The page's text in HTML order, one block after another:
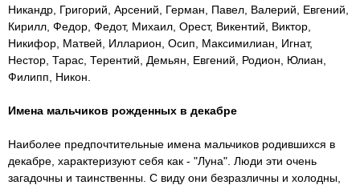
Никандр, Григорий, Арсений, Герман, Павел, Валерий, Евгений,
Кирилл, Федор, Федот, Михаил, Орест, Викентий, Виктор,
Никифор, Матвей, Илларион, Осип, Максимилиан, Игнат,
Нестор, Тарас, Терентий, Демьян, Евгений, Родион, Юлиан,
Филипп, Никон.
Имена мальчиков рожденных в декабре
Наиболее предпочтительные имена мальчиков родившихся в
декабре, характеризуют себя как - "Луна". Люди эти очень
загадочны и таинственны. С виду они безразличны и холодны,